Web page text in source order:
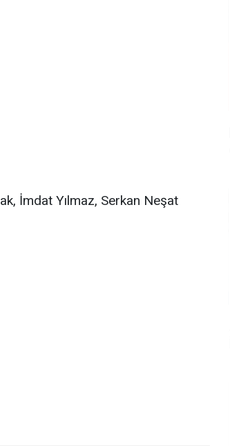
İmdat Yılmaz, Serkan Neşat